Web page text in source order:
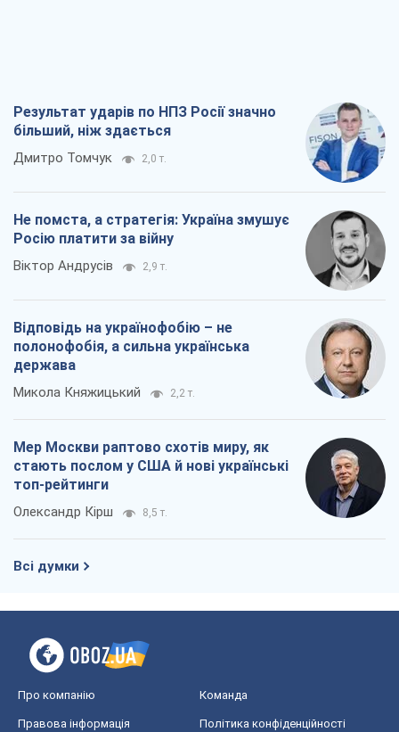
Результат ударів по НПЗ Росії значно
більший, ніж здається
Дмитро Томчук 2,0 т.
Не помста, а стратегія: Україна змушує
Росію платити за війну
Віктор Андрусів 2,9 т.
Відповідь на українофобію – не
полонофобія, а сильна українська
держава
Микола Княжицький 2,2 т.
Мер Москви раптово схотів миру, як
стають послом у США й нові українські
топ-рейтинги
Олександр Кірш 8,5 т.
Всі думки
Про компанію Команда
Правова інформація Політика конфіденційності